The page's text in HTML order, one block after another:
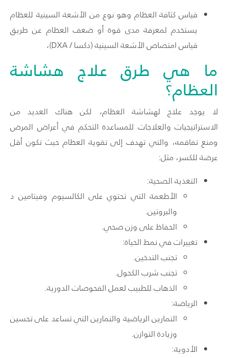
قياس كثافة العظام وهو نوع من الأشعة السينية للعظام
يستخدم لمعرفة مدى قوة أو ضعف العظام عن طريق
قياس امتصاص الأشعة السينية (دكسا / DXA)،
ما هي طرق علاج هشاشة
العظام؟
لا يوجد علاج لهشاشة العظام، لكن هناك العديد من
الاستراتيجيات والعلاجات للمساعدة التحكم في أعراض المرض
ومنع تفاقمه، والتي تهدف إلى تقوية العظام حيث تكون أقل
عرضة للكسر، مثل:
التغذية الصحية:
الأطعمة التي تحتوي على الكالسيوم وفيتامين د
والبروتين.
الحفاظ على وزن صحي.
تغييرات في نمط الحياة:
تجنب التدخين.
تجنب شرب الكحول.
الذهاب للطبيب لعمل الفحوصات الدورية.
الرياضة:
التمارين الرياضية والتمارين التي تساعد على تحسين
وزيادة التوازن.
الأدوية: